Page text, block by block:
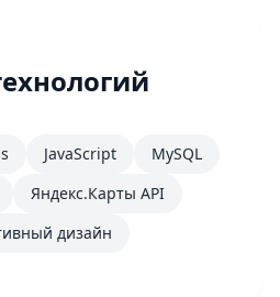
JavaScript
MySQL
Яндекс.Карты API
дизайн